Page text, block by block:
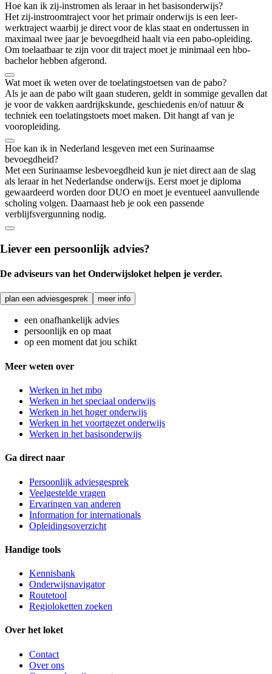
Hoe kan ik zij-instromen als leraar in het basisonderwijs?
Het zij-instroomtraject voor het primair onderwijs is een leer-
werktraject waarbij je direct voor de klas staat en ondertussen in
maximaal twee jaar je bevoegdheid haalt via een pabo-opleiding.
Om toelaatbaar te zijn voor dit traject moet je minimaal een hbo-
bachelor hebben afgerond.
Wat moet ik weten over de toelatingstoetsen van de pabo?
Als je aan de pabo wilt gaan studeren, geldt in sommige gevallen dat
je voor de vakken aardrijkskunde, geschiedenis en/of natuur &
techniek een toelatingstoets moet maken. Dit hangt af van je
vooropleiding.
Hoe kan ik in Nederland lesgeven met een Surinaamse
bevoegdheid?
Met een Surinaamse lesbevoegdheid kun je niet direct aan de slag
als leraar in het Nederlandse onderwijs. Eerst moet je diploma
gewaardeerd worden door DUO en moet je eventueel aanvullende
scholing volgen. Daarnaast heb je ook een passende
verblijfsvergunning nodig.
Liever een persoonlijk advies?
De adviseurs van het Onderwijsloket helpen je verder.
plan een adviesgesprek meer info
een onafhankelijk advies
persoonlijk en op maat
op een moment dat jou schikt
Meer weten over
Werken in het mbo
Werken in het speciaal onderwijs
Werken in het hoger onderwijs
Werken in het voortgezet onderwijs
Werken in het basisonderwijs
Ga direct naar
Persoonlijk adviesgesprek
Veelgestelde vragen
Ervaringen van anderen
Information for internationals
Opleidingsoverzicht
Handige tools
Kennisbank
Onderwijsnavigator
Routetool
Regioloketten zoeken
Over het loket
Contact
Over ons